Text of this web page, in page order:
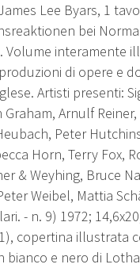
Lee Byars, 1
bei
Volume interamente
di opere e
Artisti presenti:
Graham, Arnulf
Peter
Horn, Terry Fox,
& Weyhing, Bruce
Weibel, Mattia
- n. 9) 1972;
copertina illustrata
bianco e nero di